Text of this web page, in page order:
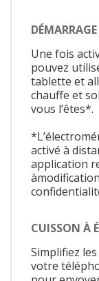
Une fois
pouvez
tablette et
chauffe et
vous l’êtes*.
activé à
application
CUISSON À
Simplifiez
votre